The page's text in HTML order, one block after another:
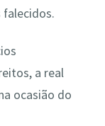
falecidos.
a real
ocasião do